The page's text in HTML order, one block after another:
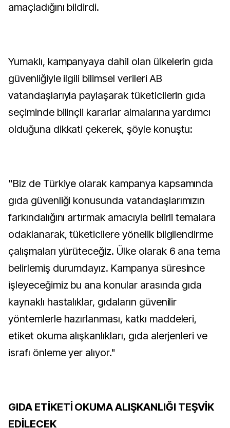
amaçladığını bildirdi.
Yumaklı, kampanyaya dahil olan ülkelerin gıda
güvenliğiyle ilgili bilimsel verileri AB
vatandaşlarıyla paylaşarak tüketicilerin gıda
seçiminde bilinçli kararlar almalarına yardımcı
olduğuna dikkati çekerek, şöyle konuştu:
"Biz de Türkiye olarak kampanya kapsamında
gıda güvenliği konusunda vatandaşlarımızın
farkındalığını artırmak amacıyla belirli temalara
odaklanarak, tüketicilere yönelik bilgilendirme
çalışmaları yürüteceğiz. Ülke olarak 6 ana tema
belirlemiş durumdayız. Kampanya süresince
işleyeceğimiz bu ana konular arasında gıda
kaynaklı hastalıklar, gıdaların güvenilir
yöntemlerle hazırlanması, katkı maddeleri,
etiket okuma alışkanlıkları, gıda alerjenleri ve
israfı önleme yer alıyor."
GIDA ETİKETİ OKUMA ALIŞKANLIĞI TEŞVİK
EDİLECEK